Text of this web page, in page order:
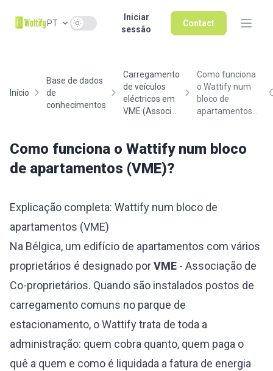
PT Use setting
Iniciar
sessão
Contact
Início
Base de dados
de
conhecimentos
Carregamento
de veículos
eléctricos em
VME (Associ...
Como funciona
o Wattify num
bloco de
apartamentos...
Como funciona o Wattify num bloco
de apartamentos (VME)?
Explicação completa: Wattify num bloco de
apartamentos (VME)
Na Bélgica, um edifício de apartamentos com vários
proprietários é designado porVME - Associação de
Co-proprietários. Quando são instalados postos de
carregamento comuns no parque de
estacionamento, o Wattify trata de toda a
administração: quem cobra quanto, quem paga o
quê a quem e como é liquidada a fatura de energia